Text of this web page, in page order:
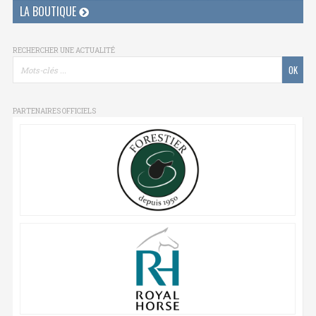
LA BOUTIQUE
RECHERCHER UNE ACTUALITÉ
PARTENAIRES OFFICIELS